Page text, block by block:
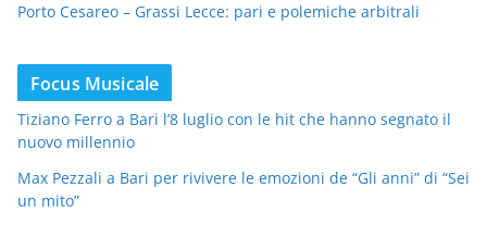
Porto Cesareo – Grassi Lecce: pari e polemiche arbitrali
Focus Musicale
Tiziano Ferro a Bari l’8 luglio con le hit che hanno segnato il
nuovo millennio
Max Pezzali a Bari per rivivere le emozioni de “Gli anni” di “Sei
un mito”